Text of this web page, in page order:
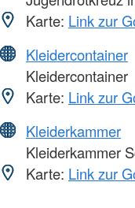
Karte: Link zur
Kleidercontainer
Kleidercontainer
Karte: Link zur
Kleiderkammer
Kleiderkammer
Karte: Link zur